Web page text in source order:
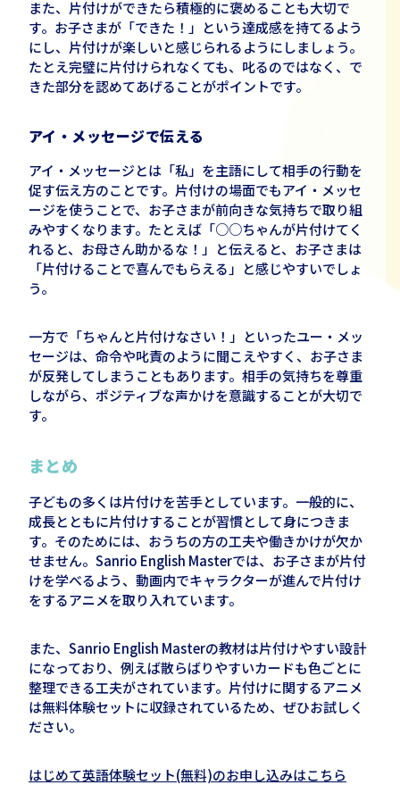
また、片付けができたら積極的に褒めることも大切で
す。お子さまが「できた！」という達成感を持てるよう
にし、片付けが楽しいと感じられるようにしましょう。
たとえ完璧に片付けられなくても、叱るのではなく、で
きた部分を認めてあげることがポイントです。
アイ・メッセージで伝える
アイ・メッセージとは「私」を主語にして相手の行動を
促す伝え方のことです。片付けの場面でもアイ・メッセ
ージを使うことで、お子さまが前向きな気持ちで取り組
みやすくなります。たとえば「○○ちゃんが片付けてく
れると、お母さん助かるな！」と伝えると、お子さまは
「片付けることで喜んでもらえる」と感じやすいでしょ
う。
一方で「ちゃんと片付けなさい！」といったユー・メッ
セージは、命令や叱責のように聞こえやすく、お子さま
が反発してしまうこともあります。相手の気持ちを尊重
しながら、ポジティブな声かけを意識することが大切で
す。
まとめ
子どもの多くは片付けを苦手としています。一般的に、
成長とともに片付けすることが習慣として身につきま
す。そのためには、おうちの方の工夫や働きかけが欠か
せません。Sanrio English Masterでは、お子さまが片付
けを学べるよう、動画内でキャラクターが進んで片付け
をするアニメを取り入れています。
また、Sanrio English Masterの教材は片付けやすい設計
になっており、例えば散らばりやすいカードも色ごとに
整理できる工夫がされています。片付けに関するアニメ
は無料体験セットに収録されているため、ぜひお試しく
ださい。
はじめて英語体験セット(無料)のお申し込みはこちら